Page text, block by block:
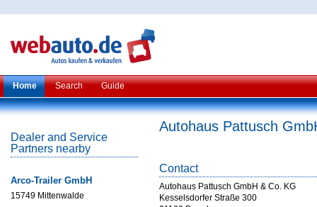
Home Search Guide
Dealer and Service
Partners nearby
Arco-Trailer GmbH
15749 Mittenwalde
Autohaus Pattusch
Contact
Autohaus Pattusch GmbH & Co. KG
Kesselsdorfer Straße 300